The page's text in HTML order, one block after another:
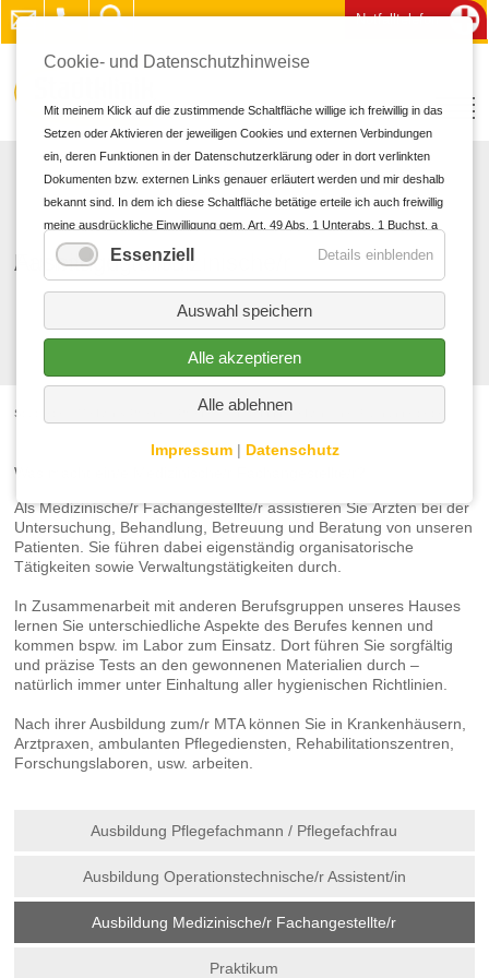
Notfalltelefon
Ausbildung Medizinische/r Fachangestellte/r
Startseite Pflege Ausbildung Medizinische/r Fachangestellte/r
Was macht ein/e Medizinische/r Fachangestellte/r?
Als Medizinische/r Fachangestellte/r assistieren Sie Ärzten bei der
Untersuchung, Behandlung, Betreuung und Beratung von unseren
Patienten. Sie führen dabei eigenständig organisatorische
Tätigkeiten sowie Verwaltungstätigkeiten durch.
In Zusammenarbeit mit anderen Berufsgruppen unseres Hauses
lernen Sie unterschiedliche Aspekte des Berufes kennen und
kommen bspw. im Labor zum Einsatz. Dort führen Sie sorgfältig
und präzise Tests an den gewonnenen Materialien durch –
natürlich immer unter Einhaltung aller hygienischen Richtlinien.
Nach ihrer Ausbildung zum/r MTA können Sie in Krankenhäusern,
Arztpraxen, ambulanten Pflegediensten, Rehabilitationszentren,
Forschungslaboren, usw. arbeiten.
überspringenAusbildung Pflegefachmann / Pflegefachfrau
Ausbildung Operationstechnische/r Assistent/in
Ausbildung Medizinische/r Fachangestellte/r
Praktikum
Cookie- und Datenschutzhinweise
Mit meinem Klick auf die zustimmende Schaltfläche willige ich freiwillig in das
Setzen oder Aktivieren der jeweiligen Cookies und externen Verbindungen
ein, deren Funktionen in der Datenschutzerklärung oder in dort verlinkten
Dokumenten bzw. externen Links genauer erläutert werden und mir deshalb
bekannt sind. In dem ich diese Schaltfläche betätige erteile ich auch freiwillig
meine ausdrückliche Einwilligung gem. Art. 49 Abs. 1 Unterabs. 1 Buchst. a
DS-GVO in personalisierte Werbung und für andere Datenübermittlungen in
Drittländer zu den und durch die in der Datenschutzerklärung genannten
Unternehmen und Zwecke, insbesondere für solche Übermittlungen an
Drittländer für die ein oder kein Angemessenheitsbeschluss der EU/EWR
vorliegt sowie an Unternehmen oder sonstige Stellen, die einem
bestehenden Angemessenheitsbeschluss nicht aufgrund einer
Selbstzertifizierung oder anderer Beitrittskriterien unterfallen, und in denen
oder für die erhebliche Risiken und keine geeigneten Garantien für den
FISA, Executive Order EO12333 und dem CloudAct in den USA). Bei
Datenschutzniveau gegeben ist und das meine Betroffenenrechte
gegebenenfalls nicht durchgesetzt werden können. Ich kann die
datenschutzrechtliche Einwilligung jederzeit mit Wirkung für die Zukunft
Cookies widerrufen. Durch den Widerruf der Einwilligung wird die
Rechtmäßigkeit der aufgrund der Einwilligung bis zum Widerruf erfolgten
Verarbeitung nicht berührt. Mit einer einzelnen Handlung (dem Betätigen der
zustimmenden Schaltfläche), erteile ich mehrere Einwilligungen. Dabei
Datenschutzrecht als auch um die des CCPA/CPRA, ePrivacy und
Telemedienrechts, und anderer internationaler Rechtsvorschriften, die unter
anderem zum Speichern und Auslesen von Informationen notwendig und als
Klick auf die andere Schaltfläche verweigern oder ggf. individuelle
Datenschutzerklärung
By pressing the approving button I voluntarily give my consent to set or
activate cookies and external connections. I know their functions because
Essenziell Details einblenden
Auswahl speichern
Alle akzeptieren
Alle ablehnen
Impressum| Datenschutz